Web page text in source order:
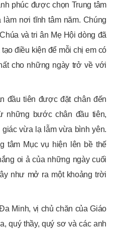
phúc được chọn Trung tâm
nơi tĩnh tâm năm. Chúng
và tri ân Mẹ Hội dòng đã
điều kiện để mỗi chị em có
cho những ngày trở về với
đầu tiên được đặt chân đến
những bước chân đầu tiên,
vừa lạ lẫm vừa bình yên.
tâm Mục vụ hiện lên bề thế
oi ả của những ngày cuối
như mở ra một khoảng trời
Minh, vị chủ chăn của Giáo
quý thầy, quý sơ và các anh